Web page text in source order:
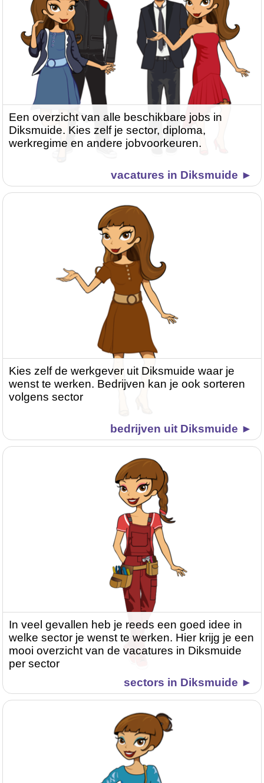
Een overzicht van alle beschikbare jobs in
Diksmuide. Kies zelf je sector, diploma,
werkregime en andere jobvoorkeuren.
vacatures in Diksmuide ►
Kies zelf de werkgever uit Diksmuide waar je
wenst te werken. Bedrijven kan je ook sorteren
volgens sector
bedrijven uit Diksmuide ►
In veel gevallen heb je reeds een goed idee in
welke sector je wenst te werken. Hier krijg je een
mooi overzicht van de vacatures in Diksmuide
per sector
sectors in Diksmuide ►